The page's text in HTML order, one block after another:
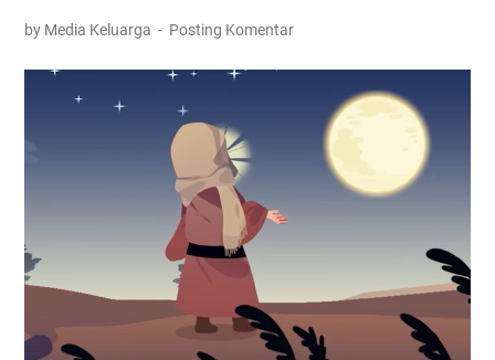
by Media Keluarga Posting Komentar